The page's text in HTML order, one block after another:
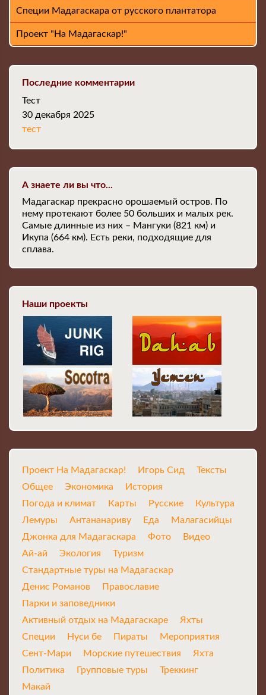
Специи Мадагаскара от русского плантатора
Проект "На Мадагаскар!"
Последние комментарии
Тест
30 декабря 2025
тест
А знаете ли вы что...
Мадагаскар прекрасно орошаемый остров. По
нему протекают более 50 больших и малых рек.
Самые длинные из них – Мангуки (821 км) и
Икупа (664 км). Есть реки, подходящие для
сплава.
Наши проекты
Проект На Мадагаскар! Игорь Сид
Тексты
Общее
Экономика
История
Погода и климат
Карты Русские
Культура
Лемуры
Антананариву Еда
Малагасийцы
Джонка для Мадагаскара
Фото
Видео
Ай-ай
Экология
Туризм
Стандартные туры на Мадагаскар
Денис Романов
Православие
Парки и заповедники
Активный отдых на Мадагаскаре
Яхты
Специи
Нуси бе Пираты
Мероприятия
Сент-Мари
Морские путешествия
Яхта
Политика
Групповые туры
Треккинг
Макай